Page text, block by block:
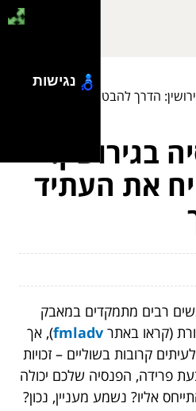
הדרך להבטיח את העתיד
בגירושין:
את העתיד
רבים מתמקדים במאבק
(קראו באתר fmladv), אך
קרובות בשוליים – זכויות
פרידה, הפנסיה שלכם יכולה
אליו? נשמע מעניין, נכון?
נגישות